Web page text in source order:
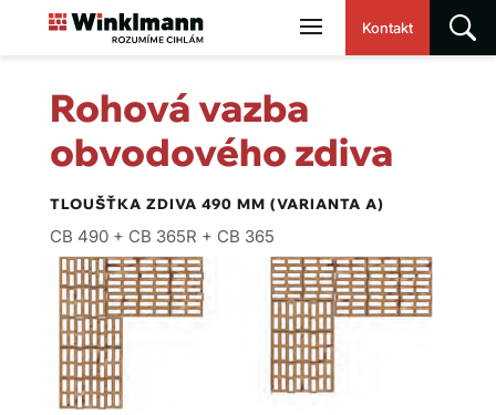
Kontakt
Rohová vazba
obvodového zdiva
TLOUŠŤKA ZDIVA 490 MM (VARIANTA A)
CB 490 + CB 365R + CB 365